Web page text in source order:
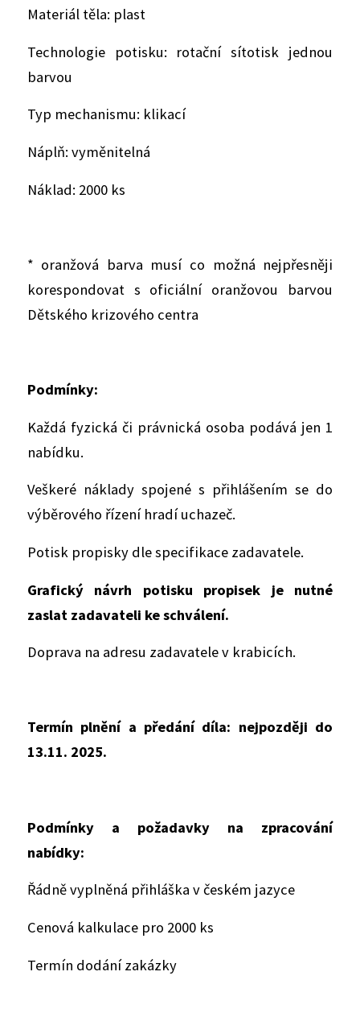
Materiál těla: plast
Technologie potisku: rotační sítotisk jednou
barvou
Typ mechanismu: klikací
Náplň: vyměnitelná
Náklad: 2000 ks
* oranžová barva musí co možná nejpřesněji
korespondovat s oficiální oranžovou barvou
Dětského krizového centra
Podmínky:
Každá fyzická či právnická osoba podává jen 1
nabídku.
Veškeré náklady spojené s přihlášením se do
výběrového řízení hradí uchazeč.
Potisk propisky dle specifikace zadavatele.
Grafický návrh potisku propisek je nutné
zaslat zadavateli ke schválení.
Doprava na adresu zadavatele v krabicích.
Termín plnění a předání díla: nejpozději do
13.11. 2025.
Podmínky a požadavky na zpracování
nabídky:
Řádně vyplněná přihláška v českém jazyce
Cenová kalkulace pro 2000 ks
Termín dodání zakázky